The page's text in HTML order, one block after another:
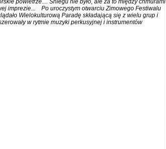
powietrze.... Śniegu nie było, ale za to między chmurami
imprezie... Po uroczystym otwarciu Zimowego Festiwalu
Wielokulturową Paradę składającą się z wielu grup i
w rytmie muzyki perkusyjnej i instrumentów